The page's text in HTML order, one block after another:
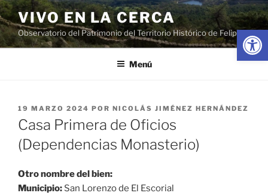
Abrir
Saltar
al
contenido
VIVO EN LA CERCA
Observatorio del Patrimonio del Territorio Histórico de Felipe II
Menú
PUBLICADO
EL
19 MARZO 2024 POR NICOLÁS JIMÉNEZ HERNÁNDEZ
Casa Primera de Oficios
(Dependencias Monasterio)
Otro nombre del bien:
Municipio: San Lorenzo de El Escorial